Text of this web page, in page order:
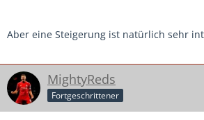
Aber eine Steigerung ist natürlich sehr
MightyReds
Fortgeschrittener